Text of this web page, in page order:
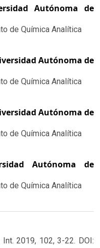
Autónoma de
de Química Analítica
Autónoma de
de Química Analítica
Autónoma de
de Química Analítica
Autónoma de
de Química Analítica
2019, 102, 3-22. DOI: